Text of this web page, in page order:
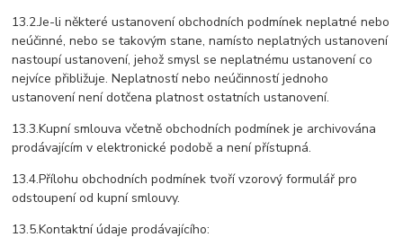
13.2.Je-li některé ustanovení obchodních podmínek neplatné nebo
neúčinné, nebo se takovým stane, namísto neplatných ustanovení
nastoupí ustanovení, jehož smysl se neplatnému ustanovení co
nejvíce přibližuje. Neplatností nebo neúčinností jednoho
ustanovení není dotčena platnost ostatních ustanovení.
13.3.Kupní smlouva včetně obchodních podmínek je archivována
prodávajícím v elektronické podobě a není přístupná.
13.4.Přílohu obchodních podmínek tvoří vzorový formulář pro
odstoupení od kupní smlouvy.
13.5.Kontaktní údaje prodávajícího: